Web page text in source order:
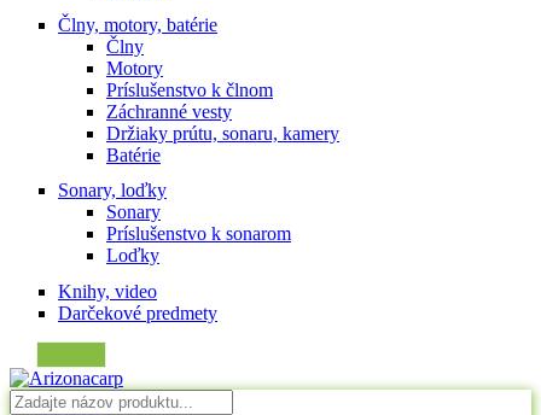
Člny, motory, batérie
Člny
Motory
Príslušenstvo k člnom
Záchranné vesty
Držiaky prútu, sonaru, kamery
Batérie
Sonary, loďky
Sonary
Príslušenstvo k sonarom
Loďky
Knihy, video
Darčekové predmety